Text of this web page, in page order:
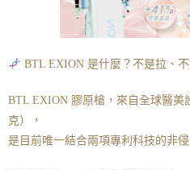
BTL EXION 是什麼？不是拉、不
BTL EXION 膠原槍，來自全球醫美
克），
是目前唯一結合兩項專利科技的非侵